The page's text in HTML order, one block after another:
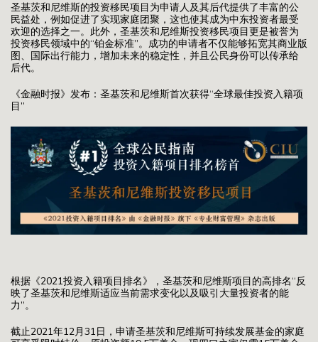
圣基茨和尼维斯的投资移民项目为申请人及其后代提供了丰富的公
民益处，例如促进了实现家庭团聚，这也使其成为中东投资者最受
欢迎的选择之一。此外，圣基茨和尼维斯投资移民项目更是被誉为
投资移民领域中的“铂金标准”。成功的申请者不仅能够拓宽其商业版
图、国际出行能力，增加未来的稳定性，并且公民身份可以传承给
后代。
《金融时报》发布：圣基茨和尼维斯首次获得“全球最佳投资入籍项
目”
根据《2021投资入籍项目排名》，圣基茨和尼维斯项目的高排名“反
映了圣基茨和尼维斯适应当前需求变化以及吸引大量投资者的能
力”。
截止2021年12月31日，申请圣基茨和尼维斯可持续发展基金的家庭